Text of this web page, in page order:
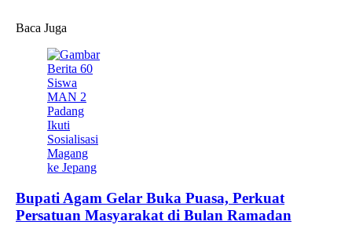
Baca Juga
Bupati Agam Gelar Buka Puasa, Perkuat
Persatuan Masyarakat di Bulan Ramadan